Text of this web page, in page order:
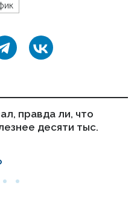
правда ли, что
десяти тыс.